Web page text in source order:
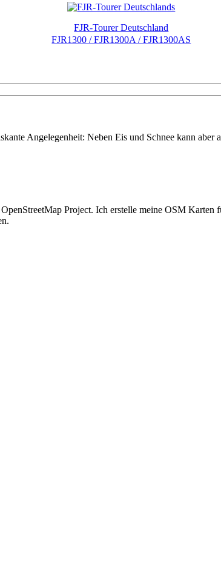
FJR-Tourer Deutschland
FJR1300 / FJR1300A / FJR1300AS
Angelegenheit: Neben Eis und Schnee kann
Project. Ich erstelle meine OSM